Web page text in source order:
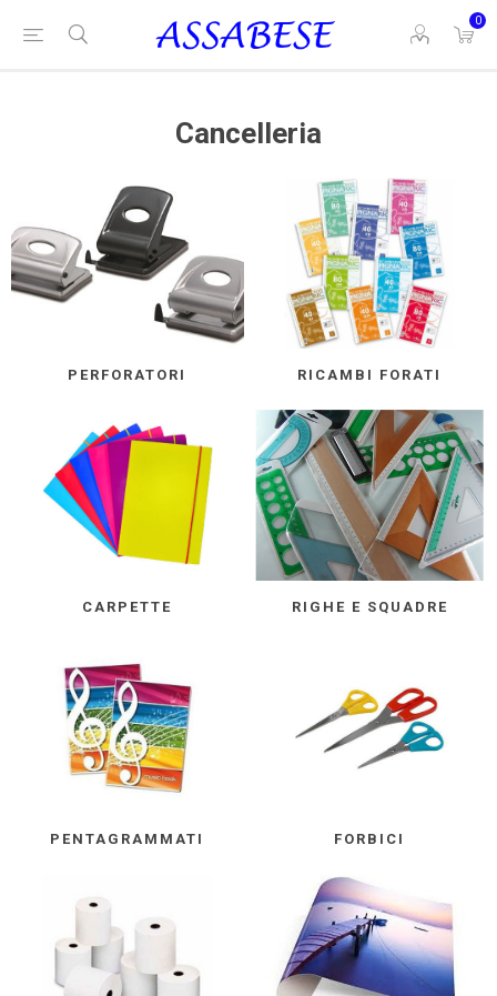
0
Cancelleria
PERFORATORI RICAMBI FORATI
CARPETTE RIGHE E SQUADRE
PENTAGRAMMATI FORBICI